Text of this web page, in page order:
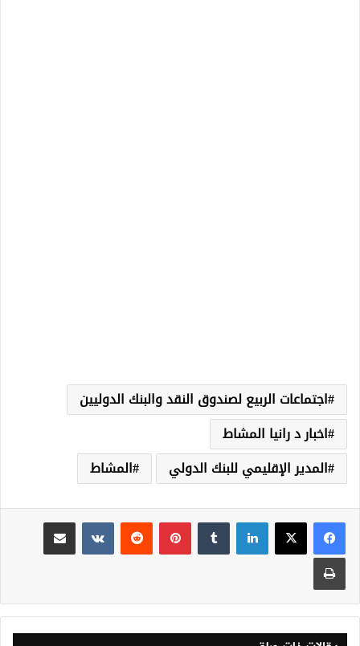
اجتماعات الربيع لصندوق النقد والبنك الدوليين
اخبار د رانيا المشاط
المدير الإقليمي للبنك الدولي
المشاط
لينكدإن بينتيريست